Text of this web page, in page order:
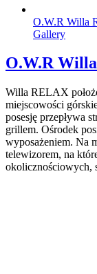
O.W.R Willa
Gallery
O.W.R
Willa RELAX
miejscowości
posesję przepływa
grillem. Ośrodek
wyposażeniem. Na
telewizorem, na
okolicznościowych,